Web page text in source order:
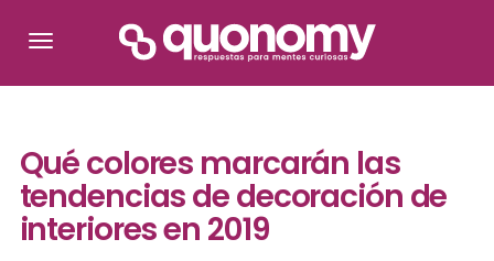
Qué colores marcarán las
tendencias de decoración de
interiores en 2019